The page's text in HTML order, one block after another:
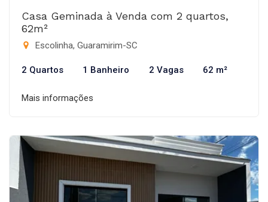
Casa Geminada à Venda com 2 quartos,
62m²
Escolinha, Guaramirim-SC
2 Quartos 1 Banheiro 2 Vagas 62 m²
Mais informações